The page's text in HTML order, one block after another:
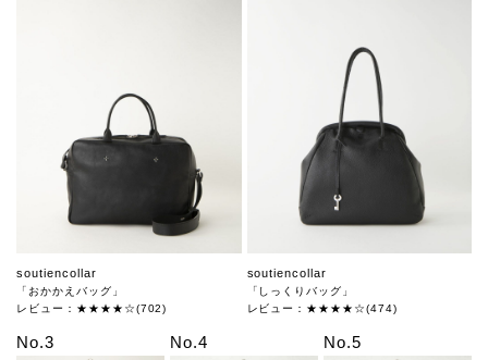
soutiencollar
「おかかえバッグ」
レビュー：★★★★☆(702)
soutiencollar
「しっくりバッグ」
レビュー：★★★★☆(474)
No.3 No.4 No.5